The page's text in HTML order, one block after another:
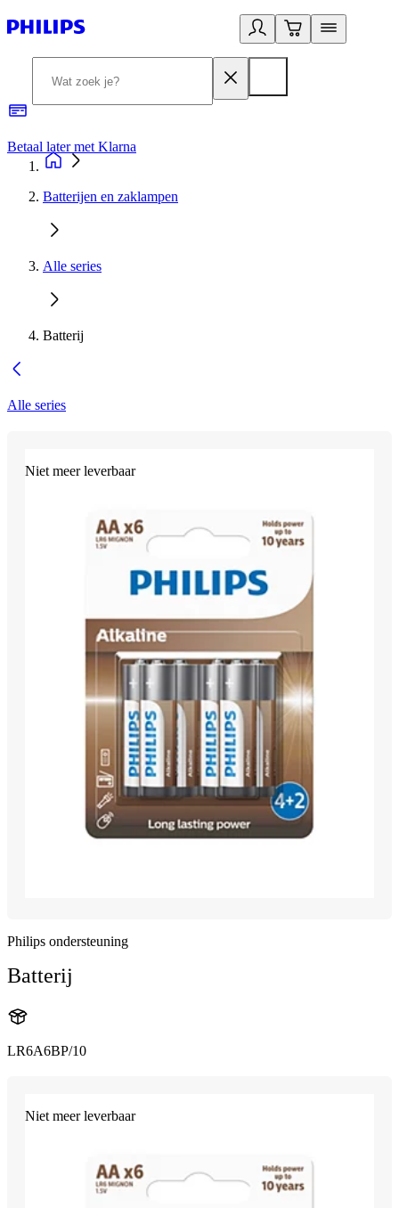
Betaal later met Klarna
Batterijen en zaklampen
Alle series
Batterij
Alle series
Niet meer leverbaar
Philips ondersteuning
Batterij
LR6A6BP/10
Niet meer leverbaar